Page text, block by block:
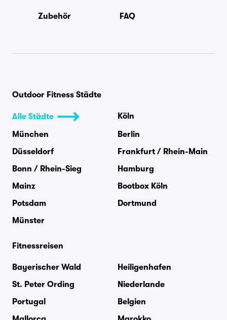
Zubehör FAQ
Outdoor Fitness Städte
Alle Städte
Köln
München
Berlin
Düsseldorf
Frankfurt / Rhein-Main
Bonn / Rhein-Sieg
Hamburg
Mainz
Bootbox Köln
Potsdam
Dortmund
Münster
Fitnessreisen
Bayerischer Wald
Heiligenhafen
St. Peter Ording
Niederlande
Portugal
Belgien